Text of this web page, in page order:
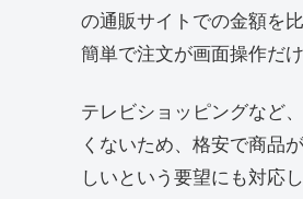
の通販サイトでの金額を
簡単で注文が画面操作だ
テレビショッピングなど
くないため、格安で商品
しいという要望にも対応